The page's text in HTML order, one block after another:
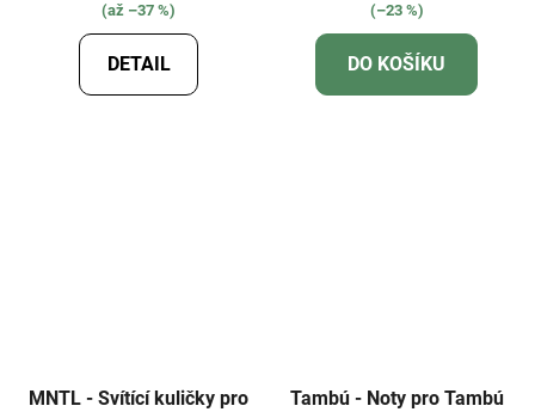
(až –37 %)
DETAIL
(–23 %)
DO KOŠÍKU
MNTL - Svítící kuličky pro
Tambú - Noty pro Tambú